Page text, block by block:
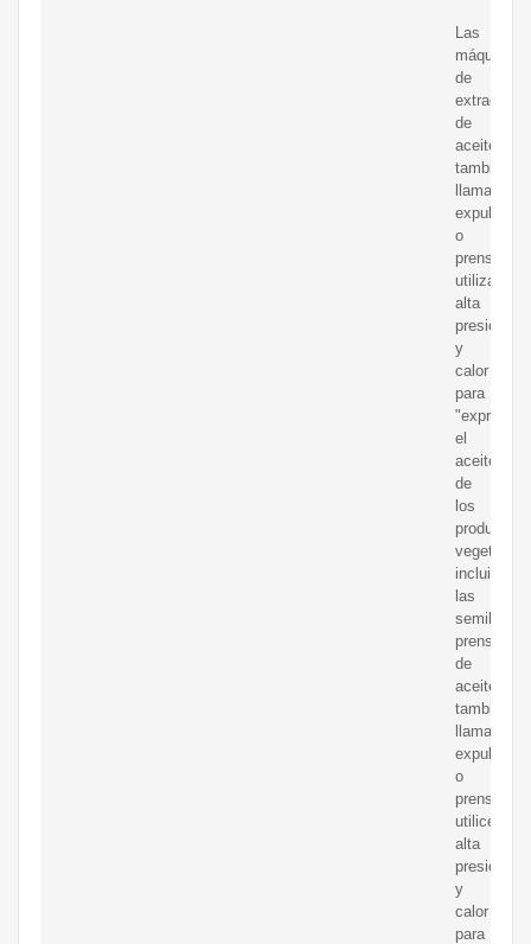
Las
máquinas
de
extracción
de
aceite,
también
llamadas
expulsores
o
prensas,
utilizan
alta
presión
y
calor
para
"exprimir"
el
aceite
de
los
productos
vegetales,
incluidas
las
semillas.
prensa
de
aceites,
también
llamado
expulsores
o
prensas,
utilice
alta
presión
y
calor
para